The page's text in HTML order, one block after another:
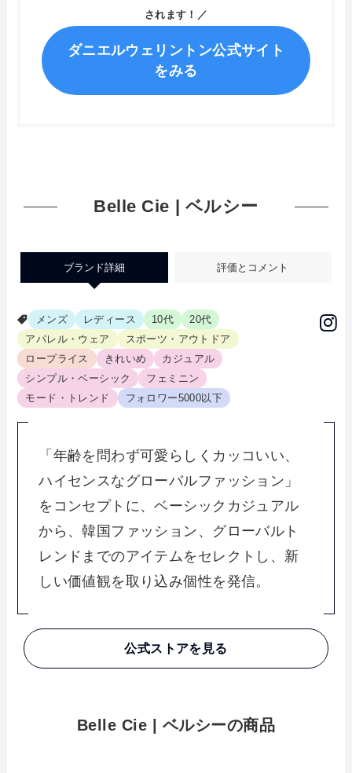
されます！／
ダニエルウェリントン公式サイト
をみる
Belle Cie | ベルシー
ブランド詳細 評価とコメント
メンズ レディース 10代
20代
アパレル・ウェア
スポーツ・アウトドア
ロープライス
きれいめ
カジュアル
シンプル・ベーシック
フェミニン
モード・トレンド
フォロワー5000以下
「年齢を問わず可愛らしくカッコいい、
ハイセンスなグローバルファッション」
をコンセプトに、ベーシックカジュアル
から、韓国ファッション、グローバルト
レンドまでのアイテムをセレクトし、新
しい価値観を取り込み個性を発信。
公式ストアを見る
Belle Cie | ベルシーの商品